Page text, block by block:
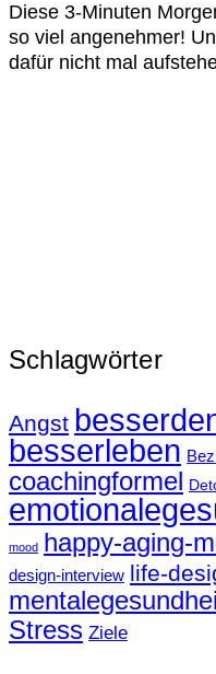
Diese 3-Minuten
so viel angenehmer!
dafür nicht mal
Schlagwörter
Angst
besserleben
coachingformel
mood happy-aging-
design-interview life-
Stress Ziele